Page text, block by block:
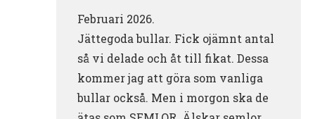
Februari 2026.
Jättegoda bullar. Fick ojämnt antal
så vi delade och åt till fikat. Dessa
kommer jag att göra som vanliga
bullar också. Men i morgon ska de